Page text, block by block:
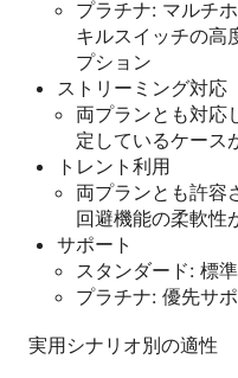
プラチナ: マルチ
キルスイッチの高
プション
ストリーミング対応
両プランとも対応
定しているケース
トレント利用
両プランとも許容
回避機能の柔軟性
サポート
スタンダード: 標
プラチナ: 優先サ
実用シナリオ別の適性